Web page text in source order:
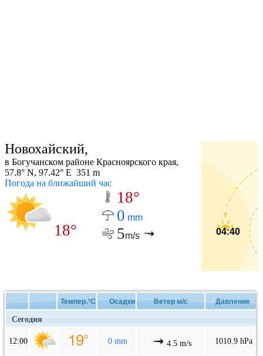
Новохайский,
в Богучанском районе Красноярского края,
57.8° N, 97.42° E 351 m
Погода на ближайший час
18°
18°
0 mm
5m/s 04:40
Темпер.°C Осадки Ветер м/с Давление
Сегодня
12:00 0 mm 4.5 m/s 1010.9 hPa